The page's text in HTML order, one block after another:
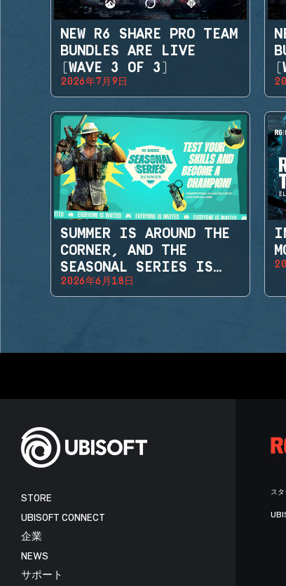
NEW R6 SHARE PRO TEAM
BUNDLES ARE LIVE
(WAVE 3 OF 3)
2026年7月9日
SUMMER IS AROUND THE
CORNER, AND THE
SEASONAL SERIES IS
BACK!
2026年6月18日
STORE
UBISOFT CONNECT
企業
NEWS
サポート
スタ